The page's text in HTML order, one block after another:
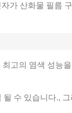
가 산화물 필름
고의 염색 성능
수 있습니다.,